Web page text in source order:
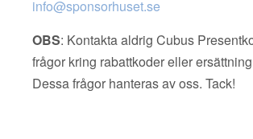
info@sponsorhuset.se
OBS: Kontakta aldrig Cubus
frågor kring rabattkoder eller
Dessa frågor hanteras av oss. Tack!